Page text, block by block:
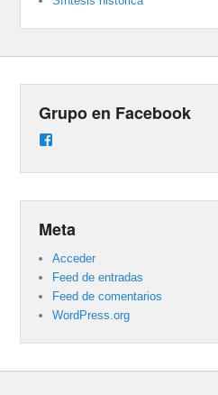
Grupo en Facebook
Meta
Acceder
Feed de entradas
Feed de comentarios
WordPress.org